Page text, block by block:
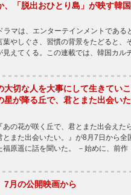
、「脱出おひとり島」が映す韓
マは、エンターテインメントである
やしぐさ、習慣の背景をたどると、
見えてくる。この連載では、韓国カ
大切な人を大事にして生きてい
星が降る丘で、君とまた出会いた
の花が咲く丘で、君とまた出会えた
とまた出会いたい。』が8月7日から全
福原遥に話を聞いた。 －始めに、前
7月の公開映画から